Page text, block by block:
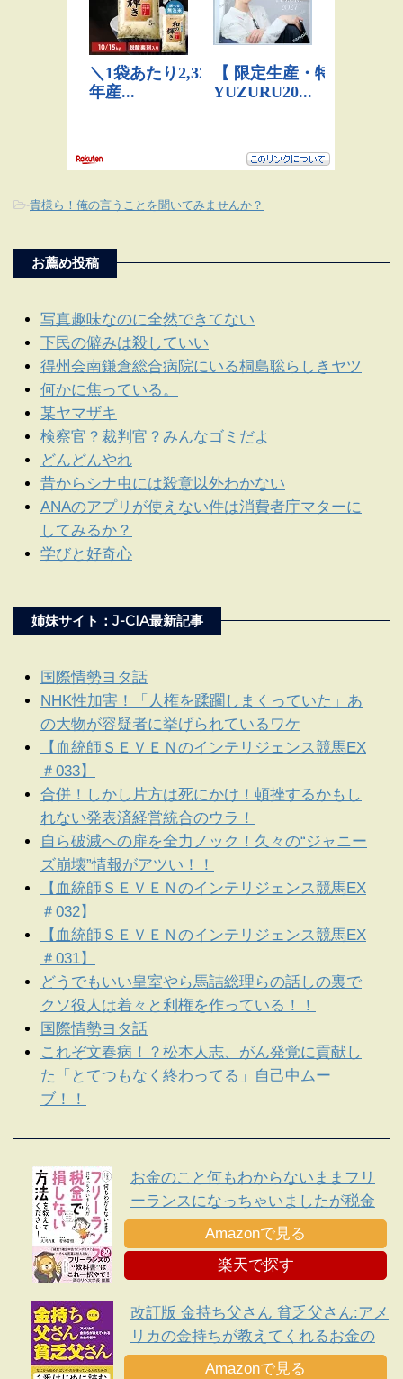
-貴様ら！俺の言うことを聞いてみませんか？
お薦め投稿
写真趣味なのに全然できてない
下民の僻みは殺していい
得州会南鎌倉総合病院にいる桐島聡らしきヤツ
何かに焦っている。
某ヤマザキ
検察官？裁判官？みんなゴミだよ
どんどんやれ
昔からシナ虫には殺意以外わかない
ANAのアプリが使えない件は消費者庁マターに
してみるか？
学びと好奇心
姉妹サイト：J-CIA最新記事
国際情勢ヨタ話
NHK性加害！「人権を蹂躙しまくっていた」あ
の大物が容疑者に挙げられているワケ
【血統師ＳＥＶＥＮのインテリジェンス競馬EX
＃033】
合併！しかし片方は死にかけ！頓挫するかもし
れない発表済経営統合のウラ！
自ら破滅への扉を全力ノック！久々の“ジャニー
ズ崩壊”情報がアツい！！
【血統師ＳＥＶＥＮのインテリジェンス競馬EX
＃032】
【血統師ＳＥＶＥＮのインテリジェンス競馬EX
＃031】
どうでもいい皇室やら馬詰総理らの話しの裏で
クソ役人は着々と利権を作っている！！
国際情勢ヨタ話
これぞ文春病！？松本人志、がん発覚に貢献し
た「とてつもなく終わってる」自己中ムー
ブ！！
お金のこと何もわからないままフリ
ーランスになっちゃいましたが税金
で損しない方法を教えてください!
Amazonで見る
楽天で探す
改訂版 金持ち父さん 貧乏父さん:アメ
リカの金持ちが教えてくれるお金の
哲学
Amazonで見る